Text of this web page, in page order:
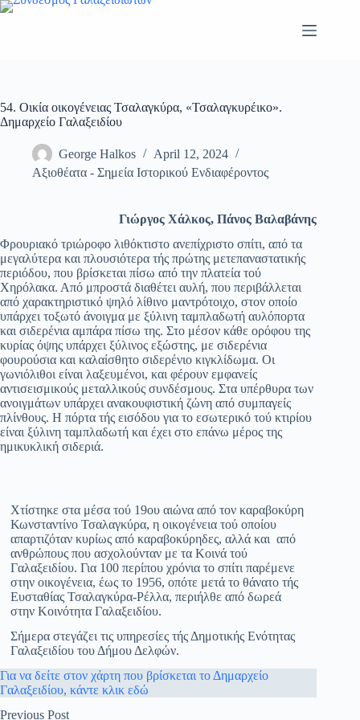
Skip
54. Οικία οικογένειας Τσαλαγκύρα, «Τσαλαγκυρέικο».
Δημαρχείο Γαλαξειδίου
George Halkos
April 12, 2024
Αξιοθέατα - Σημεία Ιστορικού Ενδιαφέροντος
Γιώργος Χάλκος, Πάνος Βαλαβάνης
Φρουριακό τριώροφο λιθόκτιστο ανεπίχριστο σπίτι, από τα
μεγαλύτερα και πλουσιότερα τής πρώτης μετεπαναστατικής
περιόδου, που βρίσκεται πίσω από την πλατεία τού
Χηρόλακα. Από μπροστά διαθέτει αυλή, που περιβάλλεται
από χαρακτηριστικό ψηλό λίθινο μαντρότοιχο, στον οποίο
υπάρχει τοξωτό άνοιγμα με ξύλινη ταμπλαδωτή αυλόπορτα
και σιδερένια αμπάρα πίσω της. Στο μέσον κάθε ορόφου της
κυρίας όψης υπάρχει ξύλινος εξώστης, με σιδερένια
φουρούσια και καλαίσθητο σιδερένιο κιγκλίδωμα. Οι
γωνιόλιθοι είναι λαξευμένοι, και φέρουν εμφανείς
αντισεισμικούς μεταλλικούς συνδέσμους. Στα υπέρθυρα των
ανοιγμάτων υπάρχει ανακουφιστική ζώνη από συμπαγείς
πλίνθους. Η πόρτα τής εισόδου για το εσωτερικό τού κτιρίου
είναι ξύλινη ταμπλαδωτή και έχει στο επάνω μέρος της
ημικυκλική σιδεριά.
Χτίστηκε στα μέσα τού 19ου αιώνα από τον καραβοκύρη
Κωνσταντίνο Τσαλαγκύρα, η οικογένεια τού οποίου
απαρτιζόταν κυρίως από καραβοκύρηδες, αλλά και από
ανθρώπους που ασχολούνταν με τα Κοινά τού
Γαλαξειδίου. Για 100 περίπου χρόνια το σπίτι παρέμενε
στην οικογένεια, έως το 1956, οπότε μετά το θάνατο τής
Ευσταθίας Τσαλαγκύρα-Ρέλλα, περιήλθε από δωρεά
στην Κοινότητα Γαλαξειδίου.
Σήμερα στεγάζει τις υπηρεσίες τής Δημοτικής Ενότητας
Γαλαξειδίου του Δήμου Δελφών.
Για να δείτε στον χάρτη που βρίσκεται το Δημαρχείο
Γαλαξειδίου, κάντε κλικ εδώ
Previous Post